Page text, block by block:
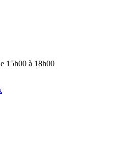
15h00 à 18h00